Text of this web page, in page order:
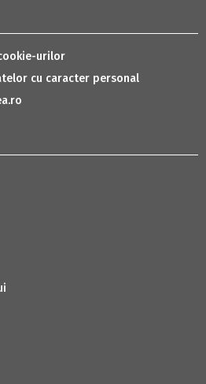
urilor
cu caracter personal